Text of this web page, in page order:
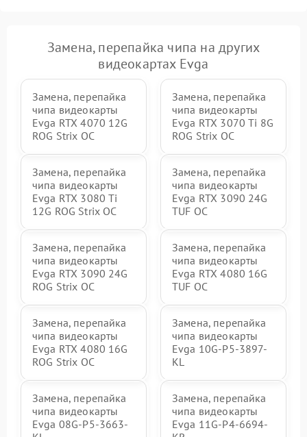
Замена, перепайка чипа на других
видеокартах Evga
Замена, перепайка
чипа видеокарты
Evga RTX 4070 12G
ROG Strix OC
Замена, перепайка
чипа видеокарты
Evga RTX 3070 Ti 8G
ROG Strix OC
Замена, перепайка
чипа видеокарты
Evga RTX 3080 Ti
12G ROG Strix OC
Замена, перепайка
чипа видеокарты
Evga RTX 3090 24G
TUF OC
Замена, перепайка
чипа видеокарты
Evga RTX 3090 24G
ROG Strix OC
Замена, перепайка
чипа видеокарты
Evga RTX 4080 16G
TUF OC
Замена, перепайка
чипа видеокарты
Evga RTX 4080 16G
ROG Strix OC
Замена, перепайка
чипа видеокарты
Evga 10G-P5-3897-
KL
Замена, перепайка
чипа видеокарты
Evga 08G-P5-3663-
Замена, перепайка
чипа видеокарты
Evga 11G-P4-6694-